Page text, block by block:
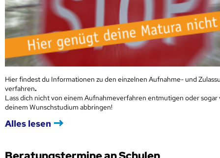
Hier findest du Informationen zu den einzelnen Aufnahme- und
verfahren.
Lass dich nicht von einem Aufnahmeverfahren entmutigen oder sogar
deinem Wunschstudium abbringen!
Alles lesen